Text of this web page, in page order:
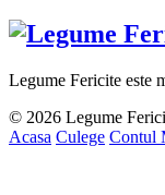
Legume Fericite este
© 2026 Legume
Acasa Culege Contul